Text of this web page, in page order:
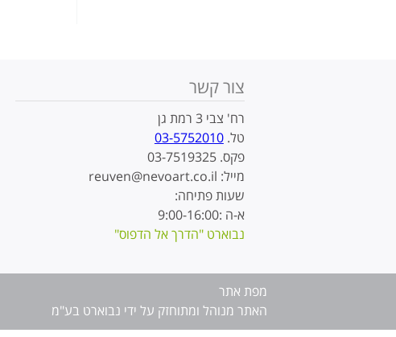
צור קשר
רח' צבי 3 רמת גן
טל.03-5752010
פקס. 03-7519325
מייל: reuven@nevoart.co.il
שעות פתיחה:
א-ה :9:00-16:00
נבוארט "הדרך אל הדפוס"
מפת אתר
האתר מנוהל ומתוחזק על ידי נבוארט בע"מ